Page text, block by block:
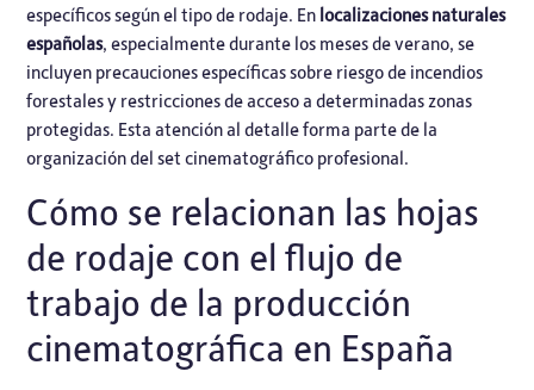
específicos según el tipo de rodaje. En localizaciones naturales
españolas, especialmente durante los meses de verano, se
incluyen precauciones específicas sobre riesgo de incendios
forestales y restricciones de acceso a determinadas zonas
protegidas. Esta atención al detalle forma parte de la
organización del set cinematográfico profesional.
Cómo se relacionan las hojas
de rodaje con el flujo de
trabajo de la producción
cinematográfica en España